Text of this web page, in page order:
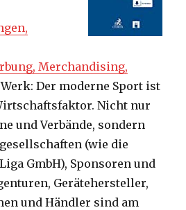
Merchandising,
Werk: Der moderne Sport ist
Nicht nur
und Verbände, sondern
(wie die
GmbH), Sponsoren und
Gerätehersteller,
und Händler sind am